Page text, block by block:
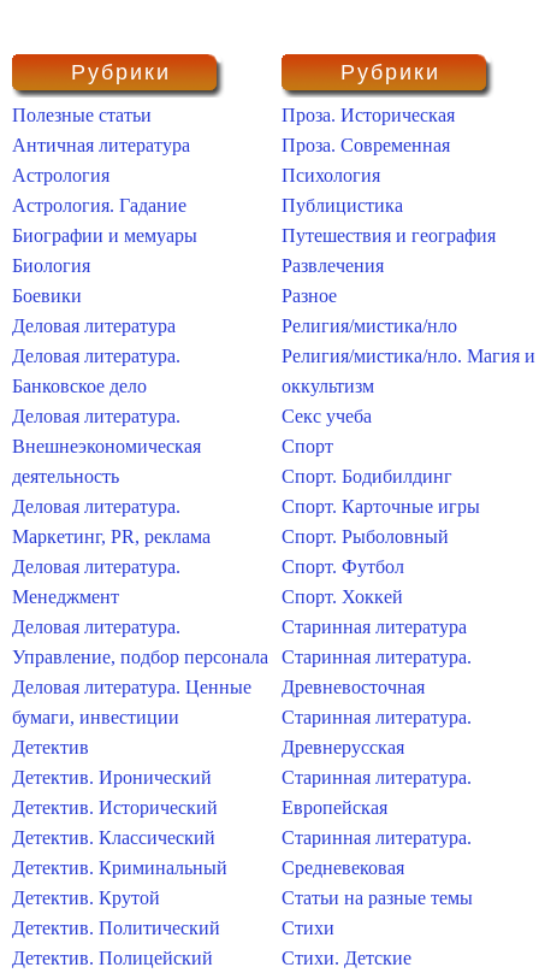
Рубрики
Полезные статьи
Античная литература
Астрология
Астрология. Гадание
Биографии и мемуары
Биология
Боевики
Деловая литература
Деловая литература.
Банковское дело
Деловая литература.
Внешнеэкономическая
деятельность
Деловая литература.
Маркетинг, PR, реклама
Деловая литература.
Менеджмент
Деловая литература.
Управление, подбор персонала
Деловая литература. Ценные
бумаги, инвестиции
Детектив
Детектив. Иронический
Детектив. Исторический
Детектив. Классический
Детектив. Криминальный
Детектив. Крутой
Детектив. Политический
Детектив. Полицейский
Рубрики
Проза. Историческая
Проза. Современная
Психология
Публицистика
Путешествия и география
Развлечения
Разное
Религия/мистика/нло
Религия/мистика/нло. Магия и
оккультизм
Секс учеба
Спорт
Спорт. Бодибилдинг
Спорт. Карточные игры
Спорт. Рыболовный
Спорт. Футбол
Спорт. Хоккей
Старинная литература
Старинная литература.
Древневосточная
Старинная литература.
Древнерусская
Старинная литература.
Европейская
Старинная литература.
Средневековая
Статьи на разные темы
Стихи
Стихи. Детские